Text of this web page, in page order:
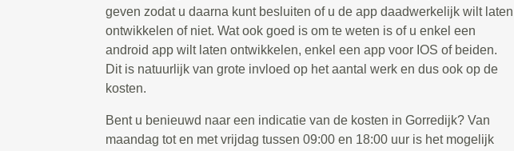
geven zodat u daarna kunt besluiten of u de app daadwerkelijk wilt laten
ontwikkelen of niet. Wat ook goed is om te weten is of u enkel een
android app wilt laten ontwikkelen, enkel een app voor IOS of beiden.
Dit is natuurlijk van grote invloed op het aantal werk en dus ook op de
kosten.
Bent u benieuwd naar een indicatie van de kosten in Gorredijk? Van
maandag tot en met vrijdag tussen 09:00 en 18:00 uur is het mogelijk